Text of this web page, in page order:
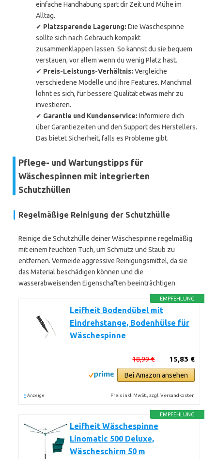
einfache Handhabung spart dir Zeit und Mühe im
Alltag.
✔ Platzsparende Lagerung: Die Wäschespinne
sollte sich nach Gebrauch kompakt
zusammenklappen lassen. So kannst du sie bequem
verstauen, vor allem wenn du wenig Platz hast.
✔ Preis-Leistungs-Verhältnis: Vergleiche
verschiedene Modelle und ihre Features. Manchmal
lohnt es sich, für bessere Qualität etwas mehr zu
investieren.
✔ Garantie und Kundenservice: Informiere dich
über Garantiezeiten und den Support des Herstellers.
Das bietet Sicherheit, falls es Probleme gibt.
Pflege- und Wartungstipps für
Wäschespinnen mit integrierten
Schutzhüllen
Regelmäßige Reinigung der Schutzhülle
Reinige die Schutzhülle deiner Wäschespinne regelmäßig
mit einem feuchten Tuch, um Schmutz und Staub zu
entfernen. Vermeide aggressive Reinigungsmittel, da sie
das Material beschädigen können und die
wasserabweisenden Eigenschaften beeinträchtigen.
EMPFEHLUNG
Leifheit Bodendübel mit
Eindrehstange, Bodenhülse für
Wäschespinne
15,83 €
18,99 €
Bei Amazon ansehen
* Anzeige Preis inkl. MwSt., zzgl. Versandkosten
EMPFEHLUNG
Leifheit Wäschespinne
Linomatic 500 Deluxe,
Wäscheschirm 50 m